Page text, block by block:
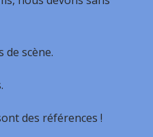
de scène.
des références !